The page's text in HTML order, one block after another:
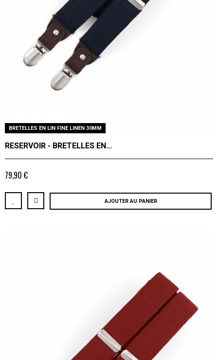
BRETELLES EN LIN FINE LINEN 30MM
RESERVOIR - BRETELLES EN...
79,90 €
AJOUTER AU PANIER